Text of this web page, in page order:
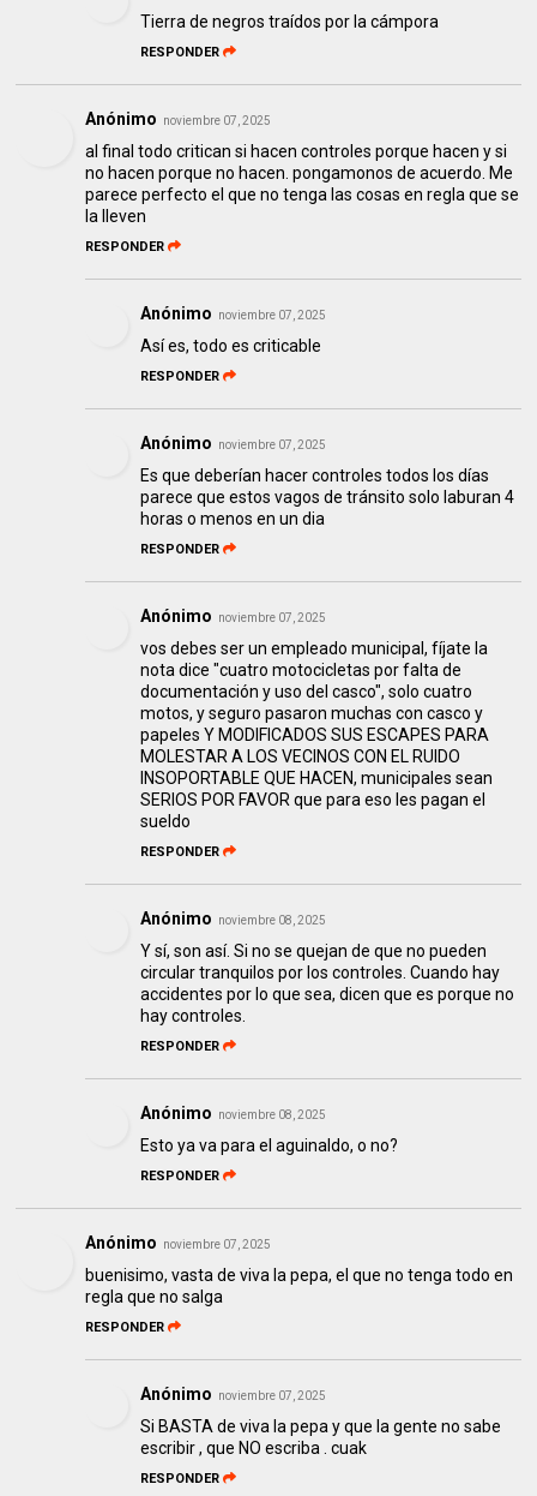
Tierra de negros traídos por la cámpora
RESPONDER
Anónimo noviembre 07, 2025
al final todo critican si hacen controles porque hacen y si
no hacen porque no hacen. pongamonos de acuerdo. Me
parece perfecto el que no tenga las cosas en regla que se
la lleven
RESPONDER
Anónimo noviembre 07, 2025
Así es, todo es criticable
RESPONDER
Anónimo noviembre 07, 2025
Es que deberían hacer controles todos los días
parece que estos vagos de tránsito solo laburan 4
horas o menos en un dia
RESPONDER
Anónimo noviembre 07, 2025
vos debes ser un empleado municipal, fíjate la
nota dice "cuatro motocicletas por falta de
documentación y uso del casco", solo cuatro
motos, y seguro pasaron muchas con casco y
papeles Y MODIFICADOS SUS ESCAPES PARA
MOLESTAR A LOS VECINOS CON EL RUIDO
INSOPORTABLE QUE HACEN, municipales sean
SERIOS POR FAVOR que para eso les pagan el
sueldo
RESPONDER
Anónimo noviembre 08, 2025
Y sí, son así. Si no se quejan de que no pueden
circular tranquilos por los controles. Cuando hay
accidentes por lo que sea, dicen que es porque no
hay controles.
RESPONDER
Anónimo noviembre 08, 2025
Esto ya va para el aguinaldo, o no?
RESPONDER
Anónimo noviembre 07, 2025
buenisimo, vasta de viva la pepa, el que no tenga todo en
regla que no salga
RESPONDER
Anónimo noviembre 07, 2025
Si BASTA de viva la pepa y que la gente no sabe
escribir , que NO escriba . cuak
RESPONDER